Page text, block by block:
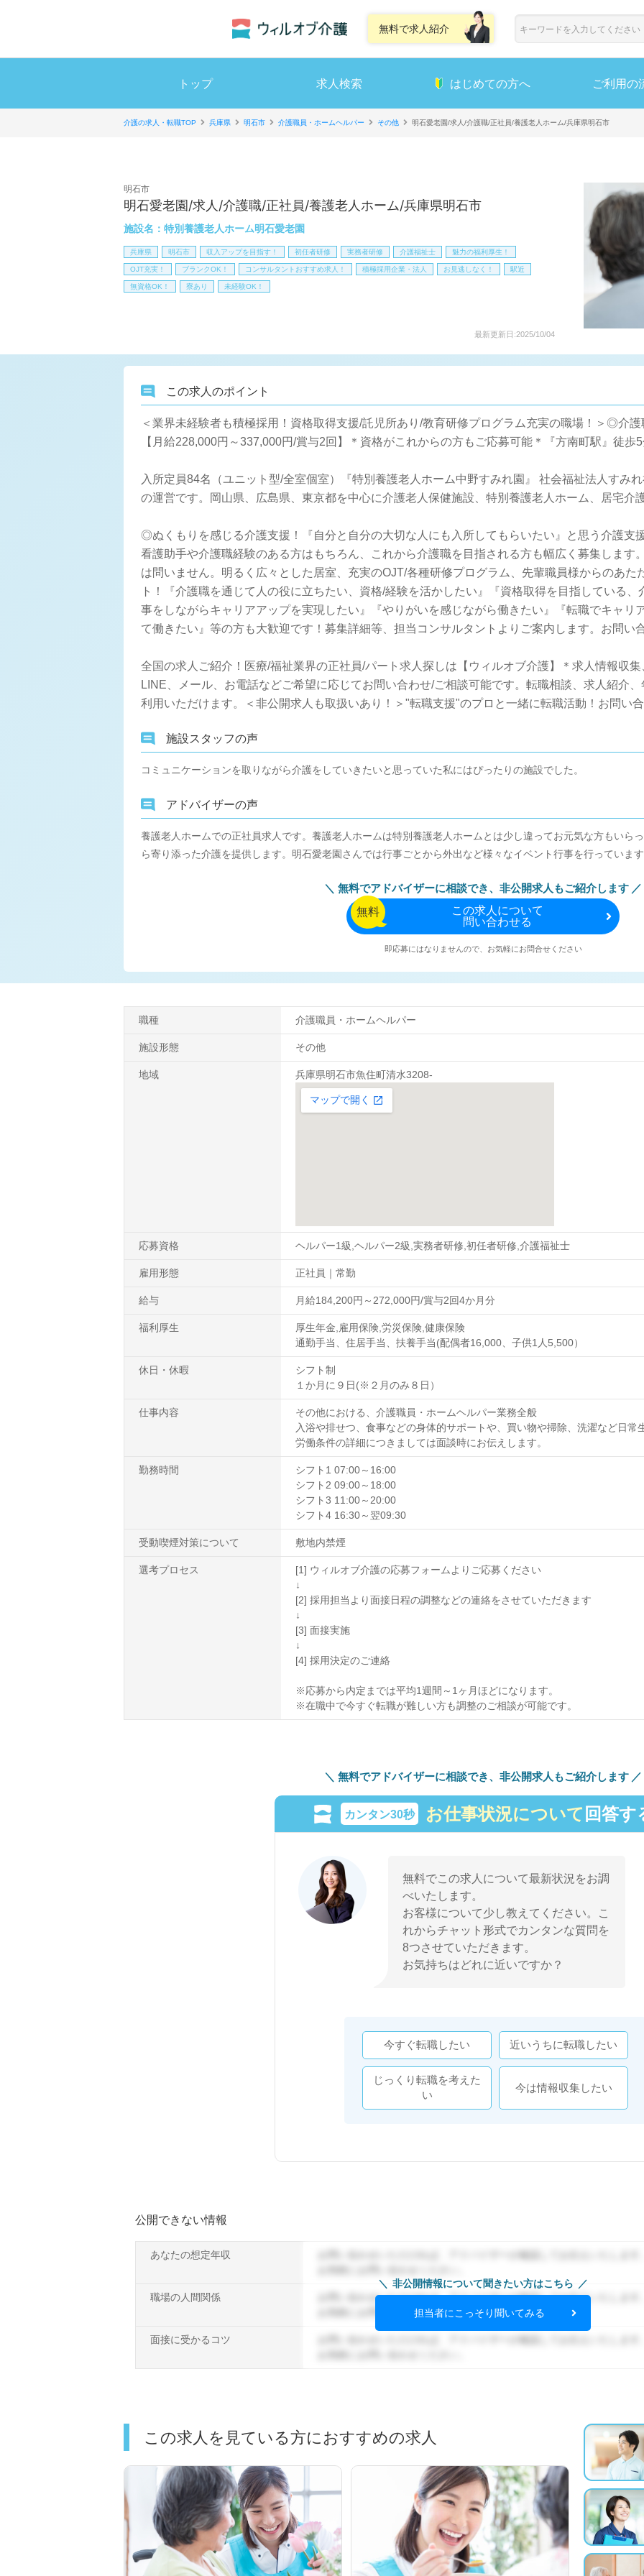
無料で求人紹介
トップ 求人検索 はじめての方へ ご利用の
介護の求人・転職TOP 兵庫県 明石市 介護職員・ホームヘルパー その他 明石愛老園/求人/介護職/正社員/養護老人ホーム/兵庫県明石市
明石愛老園/求人/介護職/正社員/養護老人ホーム/兵庫県明石市
施設名： 特別養護老人ホーム明石愛老園
明石市
兵庫県 明石市 収入アップを目指す！ 初任者研修 実務者研修 介護福祉士 魅力の福利厚生！
OJT充実！ ブランクOK！ コンサルタントおすすめ求人！ 積極採用企業・法人 お見逃しなく！ 駅近
無資格OK！ 寮あり 未経験OK！
最新更新日:2025/10/04
この求人のポイント
＜業界未経験者も積極採用！資格取得支援/託児所あり/教育研修プログラム充実の職場！＞◎介
【月給228,000円～337,000円/賞与2回】＊資格がこれからの方もご応募可能＊『方南町駅』徒歩
入所定員84名（ユニット型/全室個室）『特別養護老人ホーム中野すみれ園』 社会福祉法人すみ
の運営です。岡山県、広島県、東京都を中心に介護老人保健施設、特別養護老人ホーム、居宅介
◎ぬくもりを感じる介護支援！『自分と自分の大切な人にも入所してもらいたい』と思う介護支
看護助手や介護職経験のある方はもちろん、これから介護職を目指される方も幅広く募集します
は問いません。明るく広々とした居室、充実のOJT/各種研修プログラム、先輩職員様からのあた
ト！『介護職を通じて人の役に立ちたい、資格/経験を活かしたい』『資格取得を目指している
事をしながらキャリアアップを実現したい』『やりがいを感じながら働きたい』『転職でキャリ
て働きたい』等の方も大歓迎です！募集詳細等、担当コンサルタントよりご案内します。お問い
全国の求人ご紹介！医療/福祉業界の正社員/パート求人探しは【ウィルオブ介護】＊求人情報収
LINE、メール、お電話などご希望に応じてお問い合わせ/ご相談可能です。転職相談、求人紹介
利用いただけます。＜非公開求人も取扱いあり！＞"転職支援"のプロと一緒に転職活動！お問い
施設スタッフの声
コミュニケーションを取りながら介護をしていきたいと思っていた私にはぴったりの施設でした。
アドバイザーの声
養護老人ホームでの正社員求人です。養護老人ホームは特別養護老人ホームとは少し違ってお元気な方もいら
ら寄り添った介護を提供します。明石愛老園さんでは行事ごとから外出など様々なイベント行事を行っていま
無料でアドバイザーに相談でき、 非公開求人もご紹介します
無料
この求人について
問い合わせる
即応募にはなりませんので、お気軽にお問合せください
職種 介護職員・ホームヘルパー
施設形態 その他
地域 兵庫県明石市魚住町清水3208-
応募資格 ヘルパー1級,ヘルパー2級,実務者研修,初任者研修,介護福祉士
雇用形態 正社員｜常勤
給与 月給184,200円～272,000円/賞与2回4か月分
福利厚生
厚生年金,雇用保険,労災保険,健康保険
通勤手当、住居手当、扶養手当(配偶者16,000、子供1人5,500）
休日・休暇
シフト制
１か月に９日(※２月のみ８日）
仕事内容
その他における、介護職員・ホームヘルパー業務全般
入浴や排せつ、食事などの身体的サポートや、買い物や掃除、洗濯など日常
労働条件の詳細につきましては面談時にお伝えします。
勤務時間
シフト1 07:00～16:00
シフト2 09:00～18:00
シフト3 11:00～20:00
シフト4 16:30～翌09:30
受動喫煙対策について 敷地内禁煙
選考プロセス
[1] ウィルオブ介護の応募フォームよりご応募ください
↓
[2] 採用担当より面接日程の調整などの連絡をさせていただきます
↓
[3] 面接実施
↓
[4] 採用決定のご連絡
※応募から内定までは平均1週間～1ヶ月ほどになります。
※在職中で今すぐ転職が難しい方も調整のご相談が可能です。
無料でアドバイザーに相談でき、 非公開求人もご紹介します
カンタン30秒 お仕事状況について 回答す
無料でこの求人について最新状況をお調
べいたします。
お客様について少し教えてください。こ
れからチャット形式でカンタンな質問を
8つさせていただきます。
お気持ちはどれに近いですか？
今すぐ転職したい 近いうちに転職したい
じっくり転職を考えた
い
今は情報収集したい
公開できない情報
あなたの想定年収
職場の人間関係
お問い合わせいただければ、アドバイザーが確認してお伝えいたします
お気軽にお問い合わせください。
面接に受かるコツ
非公開情報について聞きたい方はこちら
担当者にこっそり聞いてみる
この求人を見ている方におすすめの求人